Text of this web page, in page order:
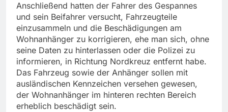
Anschließend hatten der Fahrer des Gespannes
und sein Beifahrer versucht, Fahrzeugteile
einzusammeln und die Beschädigungen am
Wohnanhänger zu korrigieren, ehe man sich, ohne
seine Daten zu hinterlassen oder die Polizei zu
informieren, in Richtung Nordkreuz entfernt habe.
Das Fahrzeug sowie der Anhänger sollen mit
ausländischen Kennzeichen versehen gewesen,
der Wohnanhänger im hinteren rechten Bereich
erheblich beschädigt sein.